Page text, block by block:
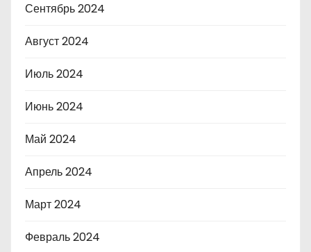
Сентябрь 2024
Август 2024
Июль 2024
Июнь 2024
Май 2024
Апрель 2024
Март 2024
Февраль 2024